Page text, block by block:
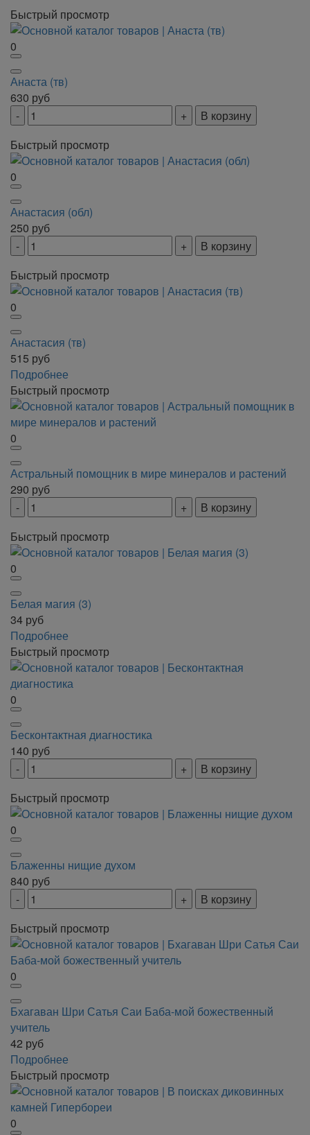
Быстрый просмотр
0
Анаста (тв)
630 руб
В корзину
Быстрый просмотр
0
Анастасия (обл)
250 руб
В корзину
Быстрый просмотр
0
Анастасия (тв)
515 руб
Подробнее
Быстрый просмотр
0
Астральный помощник в мире минералов и растений
290 руб
В корзину
Быстрый просмотр
0
Белая магия (3)
34 руб
Подробнее
Быстрый просмотр
0
Бесконтактная диагностика
140 руб
В корзину
Быстрый просмотр
0
Блаженны нищие духом
840 руб
В корзину
Быстрый просмотр
0
Бхагаван Шри Сатья Саи Баба-мой божественный
учитель
42 руб
Подробнее
Быстрый просмотр
0